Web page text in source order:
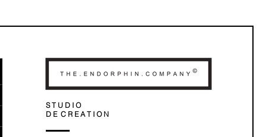
S T U D I O
D E C R E A T I O N